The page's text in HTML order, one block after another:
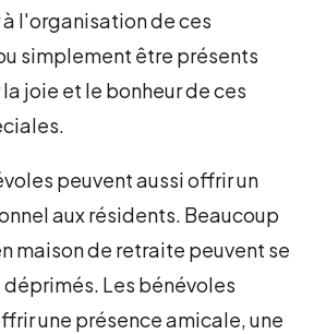
l'organisation de ces
simplement être présents
joie et le bonheur de ces
peuvent aussi offrir un
aux résidents. Beaucoup
maison de retraite peuvent se
déprimés. Les bénévoles
une présence amicale, une